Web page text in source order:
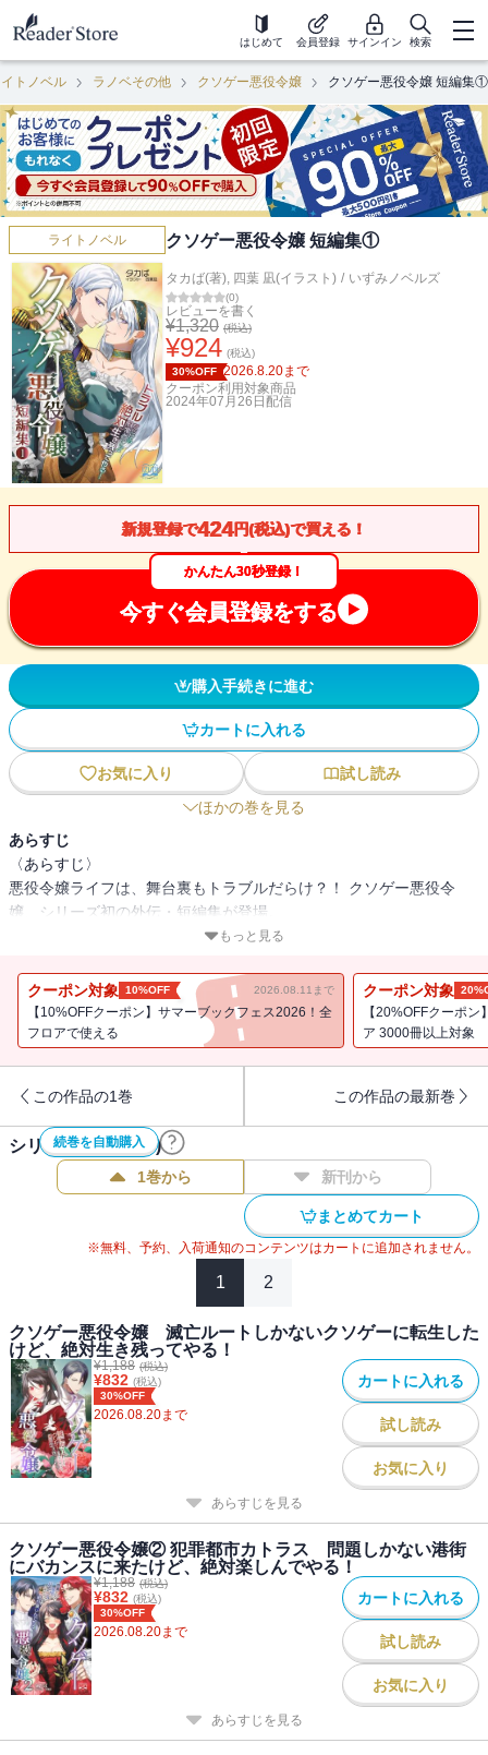
はじめて 会員登録 サインイン 検索
トノベル ラノベその他 クソゲー悪役令嬢 クソゲー悪役令嬢 短編集①
ライトノベル クソゲー悪役令嬢 短編集①
タカば(著), 四葉 凪(イラスト) / いずみノベルズ
(0)
レビューを書く
¥1,320 (税込)
¥924 (税込)
30%OFF 2026.8.20まで
クーポン利用対象商品
2024年07月26日 配信
新規登録で424円(税込)で買える！
かんたん30秒登録！
今すぐ会員登録をする
購入手続きに進む
カートに入れる
お気に入り
試し読み
ほかの巻を見る
あらすじ
〈あらすじ〉
悪役令嬢ライフは、舞台裏もトラブルだらけ？！ クソゲー悪役令
嬢、シリーズ初の外伝・短編集が登場。
本編では見られなかった、あんな人やこんな人の裏話が集結。
クレイモアの人気カップル、クリスとヴァンの婚約披露宴のお話。
王宮から脱出しようとするクリスティーヌを、王妃がおとなしく見
送るはずもなく・・・・・・。
生！ その原因は猛毒のヒ素だった・・・・・・。
「悪役令嬢は学校の怪談を語りたい」
王立学園で寮生活を送ることになったリリアーナたち。そこには、
現代日本と同じ『学校の七不思議』が存在した。その内容と
は・・・・・・。
陰謀とバトルと科学とミステリとファンタジーをぎゅっと詰めこん
だ一冊です！
クソゲー悪役令嬢シリーズ初の外伝・短編集です。
リリィ視点では絶対観測できないクリスたちお話や、ファンタジー
を舞台にしたエセ科学ミステリなど、中編エピソードを中心にまと
めました。
外伝、つまり本編の展開を考えなくていい・・・・・・つまり好き
勝手できる！とスイッチが入った結果、令嬢ものの舞台でありなが
ら、ヒ素だの紫外線だの謎単語が飛び交っています。
やりたい放題の一冊をお楽しみください！
【目次】
姫君は次期伯爵と婚約したい
悪役令嬢はお母様を助けたい
悪役令嬢は学校の怪談を語りたい
婚約披露宴の後日談
緑の後日談
悪役令嬢はハロウィンイベントを成功させたい
もっと見る
クーポン対象 10%OFF 2026.08.11まで
【10%OFFクーポン】サマーブックフェス2026！全
フロアで使える
クーポン対象
【20%OFFクーポ
ア 3000冊以上対象
この作品の1巻 この作品の最新巻
続巻を自動購入
シリーズ作品(11件)
1巻から 新刊から
まとめてカート
※無料、予約、入荷通知のコンテンツはカートに追加されません。
1 2
クソゲー悪役令嬢 滅亡ルートしかないクソゲーに転生した
けど、絶対生き残ってやる！
¥1,188 (税込)
¥832 (税込)
30%OFF
2026.08.20まで
カートに入れる
試し読み
お気に入り
あらすじを見る
クソゲー悪役令嬢② 犯罪都市カトラス 問題しかない港街
にバカンスに来たけど、絶対楽しんでやる！
¥1,188 (税込)
¥832 (税込)
30%OFF
2026.08.20まで
カートに入れる
試し読み
お気に入り
あらすじを見る